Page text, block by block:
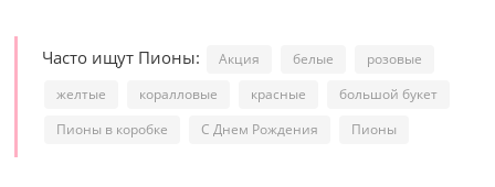
Часто ищут Пионы: Акция белые
розовые
желтые
коралловые красные
большой букет
Пионы в коробке
С Днем Рождения Пионы